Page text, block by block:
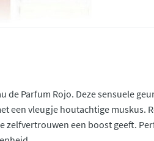
de Parfum Rojo. Deze sensuele
een vleugje houtachtige muskus.
zelfvertrouwen een boost geeft.